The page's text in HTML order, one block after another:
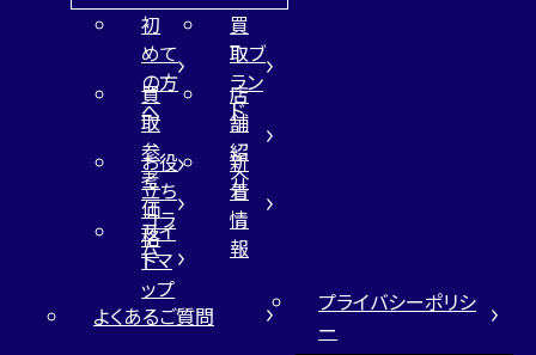
初
めて
の方
へ
買
取ブ
ラン
ド
買
取
参
考
価
格
店
舗
紹
介
お役
立ち
コラ
ム
新
着
情
報
サイ
トマ
ップ
よくあるご質問
プライバシーポリシ
ー